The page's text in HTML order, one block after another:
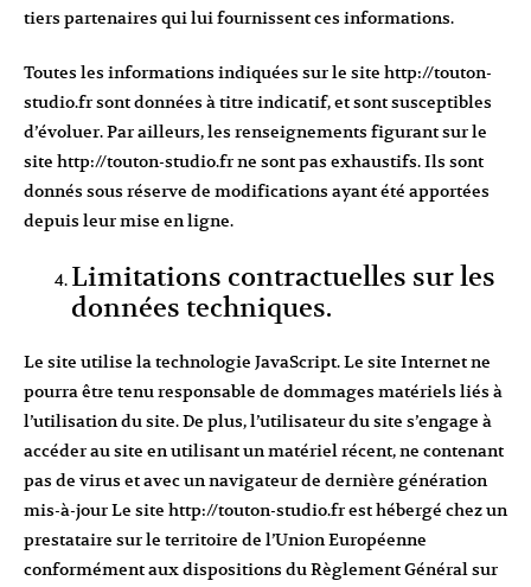
tiers partenaires qui lui fournissent ces informations.
Toutes les informations indiquées sur le site http://touton-
studio.frsont données à titre indicatif, et sont susceptibles
d’évoluer. Par ailleurs, les renseignements figurant sur le
site http://touton-studio.frne sont pas exhaustifs. Ils sont
donnés sous réserve de modifications ayant été apportées
depuis leur mise en ligne.
Limitations contractuelles sur les
données techniques.
Le site utilise la technologie JavaScript. Le site Internet ne
pourra être tenu responsable de dommages matériels liés à
l’utilisation du site. De plus, l’utilisateur du site s’engage à
accéder au site en utilisant un matériel récent, ne contenant
pas de virus et avec un navigateur de dernière génération
mis-à-jour Le site http://touton-studio.frest hébergé chez un
prestataire sur le territoire de l’Union Européenne
conformément aux dispositions du Règlement Général sur